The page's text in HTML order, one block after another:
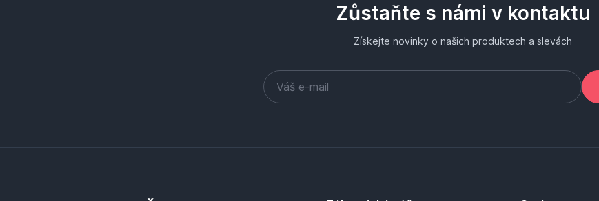
Zůstaňte s námi v kontaktu
Získejte novinky o našich produktech a slevách